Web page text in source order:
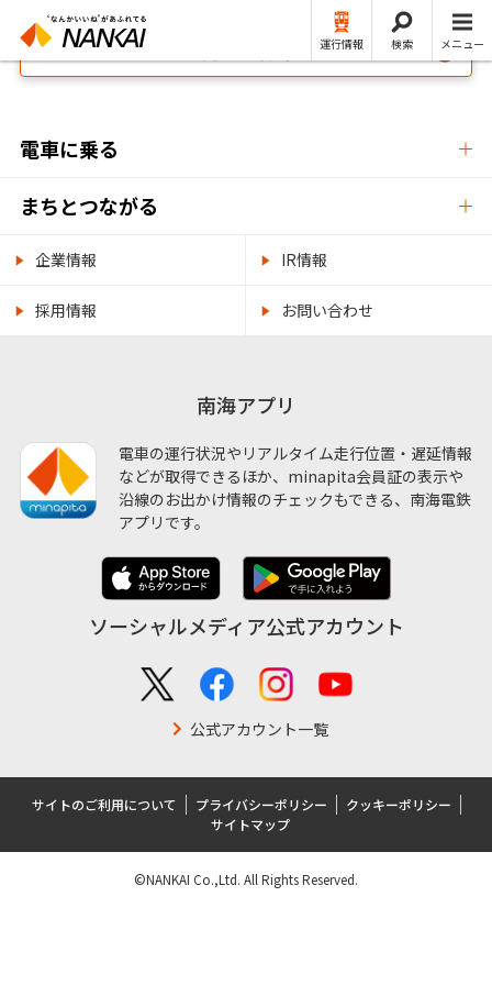
運行情報 検索 メニュー
NANKAI・南海電鉄公式 TOP
電車に乗る
まちとつながる
企業情報 IR情報
採用情報 お問い合わせ
南海アプリ
電車の運行状況やリアルタイム走行位置・遅延情報
などが取得できるほか、minapita会員証の表示や
沿線のお出かけ情報のチェックもできる、南海電鉄
アプリです。
ソーシャルメディア公式アカウント
公式アカウント一覧
サイトのご利用について プライバシーポリシー
クッキーポリシー
サイトマップ
©NANKAI Co.,Ltd. All Rights Reserved.